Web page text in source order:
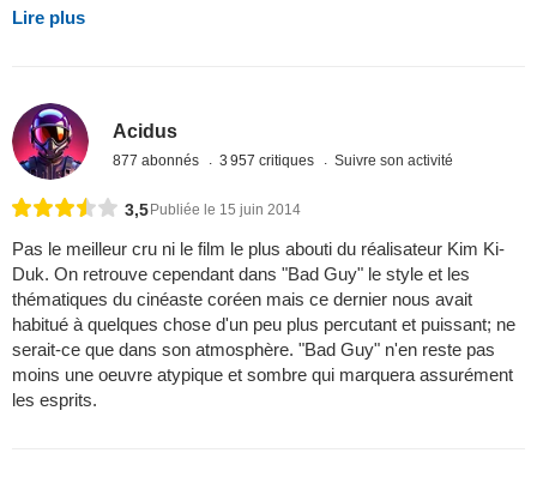
Lire plus
Acidus
877 abonnés 3 957 critiques Suivre son activité
3,5 Publiée le 15 juin 2014
Pas le meilleur cru ni le film le plus abouti du réalisateur Kim Ki-
Duk. On retrouve cependant dans "Bad Guy" le style et les
thématiques du cinéaste coréen mais ce dernier nous avait
habitué à quelques chose d'un peu plus percutant et puissant; ne
serait-ce que dans son atmosphère. "Bad Guy" n'en reste pas
moins une oeuvre atypique et sombre qui marquera assurément
les esprits.